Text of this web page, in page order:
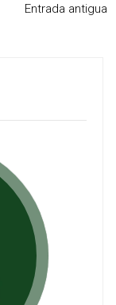
Entrada antigua